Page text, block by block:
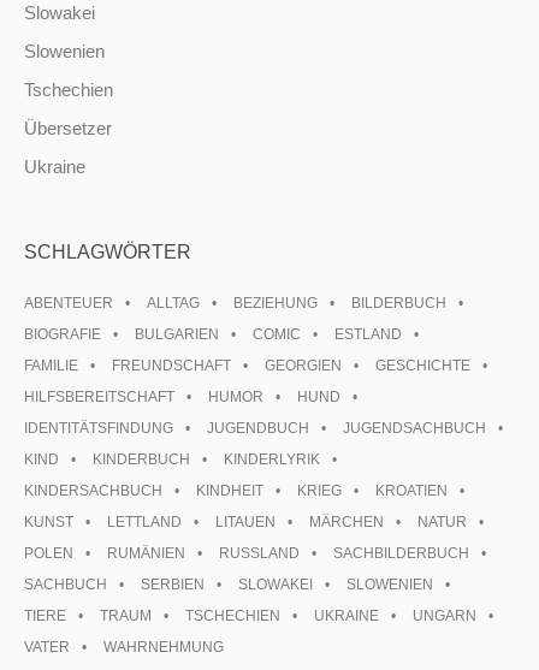
Slowakei
Slowenien
Tschechien
Übersetzer
Ukraine
SCHLAGWÖRTER
ABENTEUER ALLTAG BEZIEHUNG
BILDERBUCH
BIOGRAFIE
BULGARIEN COMIC
ESTLAND
FAMILIE
FREUNDSCHAFT GEORGIEN
GESCHICHTE
HILFSBEREITSCHAFT
HUMOR
HUND
IDENTITÄTSFINDUNG
JUGENDBUCH
JUGENDSACHBUCH
KIND
KINDERBUCH
KINDERLYRIK
KINDERSACHBUCH
KINDHEIT KRIEG
KROATIEN
KUNST
LETTLAND LITAUEN MÄRCHEN
NATUR
POLEN
RUMÄNIEN RUSSLAND
SACHBILDERBUCH
SACHBUCH
SERBIEN SLOWAKEI
SLOWENIEN
TIERE
TRAUM TSCHECHIEN UKRAINE
UNGARN
VATER
WAHRNEHMUNG